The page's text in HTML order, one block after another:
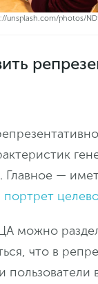
unsplash.com/photos/
Главное —
портрет
можно
что в
пользователи